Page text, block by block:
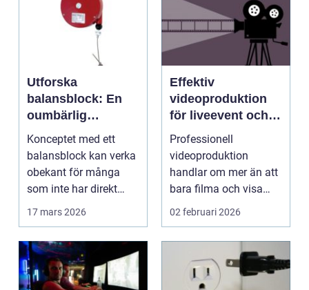
Utforska
balansblock: En
oumbärlig
komponent i
industrin
Konceptet med ett
balansblock kan verka
obekant för många
som inte har direkt
17 mars 2026
Effektiv
videoproduktion
för liveevent och
företag
Professionell
videoproduktion
handlar om mer än att
bara filma och visa
rörliga bilder. När
02 februari 2026